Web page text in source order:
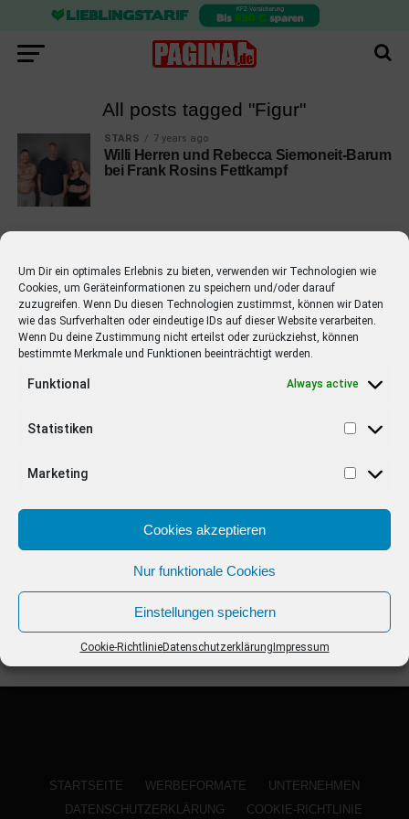
Um Dir ein optimales Erlebnis zu bieten, verwenden wir Technologien wie
Cookies, um Geräteinformationen zu speichern und/oder darauf
zuzugreifen. Wenn Du diesen Technologien zustimmst, können wir Daten
wie das Surfverhalten oder eindeutige IDs auf dieser Website verarbeiten.
Wenn Du deine Zustimmung nicht erteilst oder zurückziehst, können
bestimmte Merkmale und Funktionen beeinträchtigt werden.
Funktional Always active
Statistiken
Marketing
Cookies akzeptieren
Nur funktionale Cookies
Einstellungen speichern
Cookie-RichtlinieDatenschutzerklärung Impressum
All posts tagged "Figur"
STARS 7 years ago
Willi Herren und Rebecca Siemoneit-Barum
bei Frank Rosins Fettkampf
EMPFOHLEN
STARS 4 years ago
Barbara Schöneberger Moderatorin
von “Verstehen Sie Spaß?”
STARTSEITE WERBEFORMATE
UNTERNEHMEN
DATENSCHUTZERKLÄRUNG
COOKIE-RICHTLINIE